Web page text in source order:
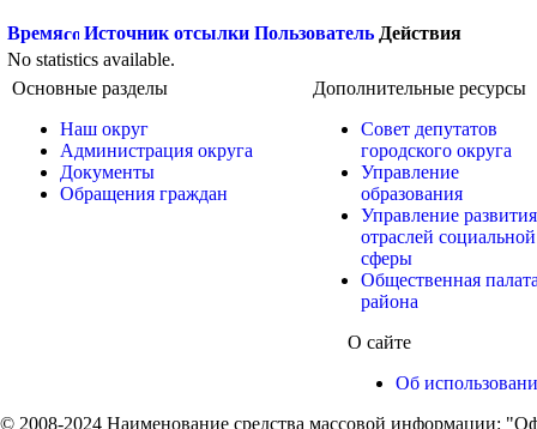
Время Источник отсылки Пользователь Действия
No statistics available.
Основные разделы
Наш округ
Администрация округа
Документы
Обращения граждан
Дополнительные ресурсы
Совет депутатов
городского округа
Управление
образования
Управление развития
отраслей социальной
сферы
Общественная
района
О сайте
Об
© 2008-2024 Наименование средства массовой информации: